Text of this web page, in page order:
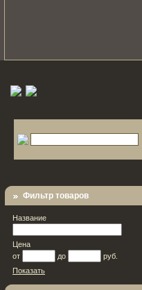
Фильтр товаров
Название
Цена
от
до
руб.
Показать